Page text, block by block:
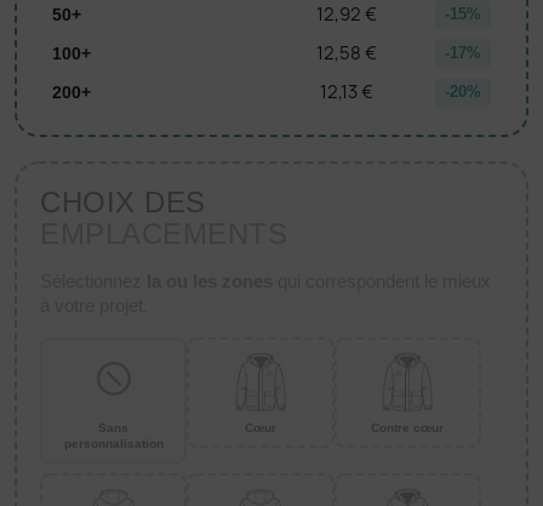
50+ 12,92 € -15%
100+ 12,58 € -17%
200+ 12,13 € -20%
CHOIX DES
Sans
personnalisation
Cœur Contre cœur